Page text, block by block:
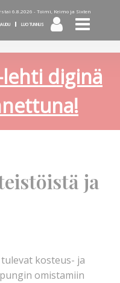
6.8.2026 - Toimi, Keimo ja Sixten
LUO TUNNUS
diginä
ja
kosteus- ja
omistamiin